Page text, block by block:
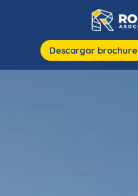
Descargar brochure